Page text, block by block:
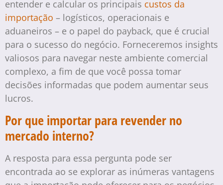
entender e calcular os principais custos da
importação – logísticos, operacionais e
aduaneiros – e o papel do payback, que é crucial
para o sucesso do negócio. Forneceremos insights
valiosos para navegar neste ambiente comercial
complexo, a fim de que você possa tomar
decisões informadas que podem aumentar seus
lucros.
Por que importar para revender no
mercado interno?
A resposta para essa pergunta pode ser
encontrada ao se explorar as inúmeras vantagens